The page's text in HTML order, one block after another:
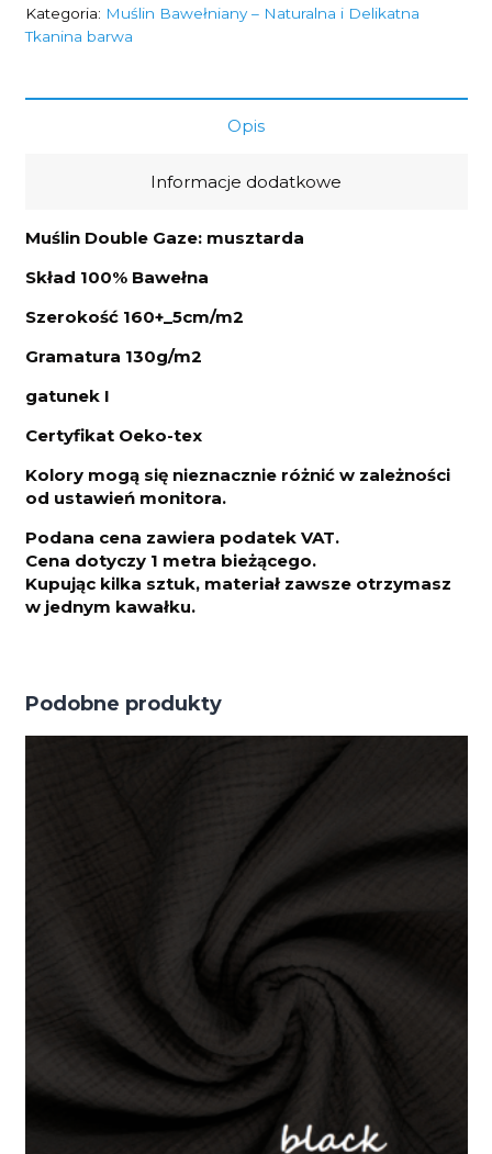
musztarda
130g/m2
szerokość
Kategoria: Muślin Bawełniany – Naturalna i Delikatna
Tkanina barwa
Opis
Informacje dodatkowe
Muślin Double Gaze: musztarda
Skład 100% Bawełna
Szerokość 160+_5cm/m2
Gramatura 130g/m2
gatunek I
Certyfikat Oeko-tex
Kolory mogą się nieznacznie różnić w zależności
od ustawień monitora.
Podana cena zawiera podatek VAT.
Cena dotyczy 1 metra bieżącego.
Kupując kilka sztuk, materiał zawsze otrzymasz
w jednym kawałku.
Podobne produkty